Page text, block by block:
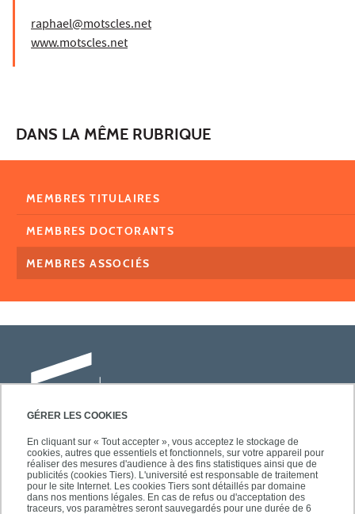
GÉRER LES COOKIES
En cliquant sur « Tout accepter », vous acceptez le stockage de
cookies, autres que essentiels et fonctionnels, sur votre appareil pour
réaliser des mesures d'audience à des fins statistiques ainsi que de
publicités (cookies Tiers). L'université est responsable de traitement
pour le site Internet. Les cookies Tiers sont détaillés par domaine
dans nos mentions légales. En cas de refus ou d'acceptation des
traceurs, vos paramètres seront sauvegardés pour une durée de 6
raphael@motscles.net
www.motscles.net
DANS LA MÊME RUBRIQUE
MEMBRES TITULAIRES
MEMBRES DOCTORANTS
MEMBRES ASSOCIÉS
Université Paris-Est Créteil
Faculté des lettres, langues et sciences
humaines
61, avenue du Général de Gaulle